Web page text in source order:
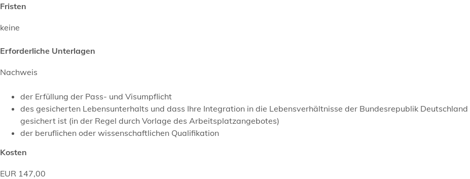
Fristen
keine
Erforderliche Unterlagen
Nachweis
der Erfüllung der Pass- und Visumpflicht
des gesicherten Lebensunterhalts und dass Ihre Integration in die Lebensverhältnisse der Bundesrepublik Deutschland
gesichert ist (in der Regel durch Vorlage des Arbeitsplatzangebotes)
der beruflichen oder wissenschaftlichen Qualifikation
Kosten
EUR 147,00